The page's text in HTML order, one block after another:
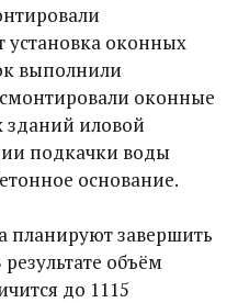
оконных
выполнили
оконные
зданий иловой
подкачки воды
основание.
завершить
объём
до 1115